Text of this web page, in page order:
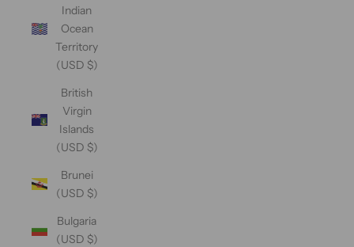
Indian
Ocean
Territory
(USD $)
British
Virgin
Islands
(USD $)
Brunei
(USD $)
Bulgaria
(USD $)